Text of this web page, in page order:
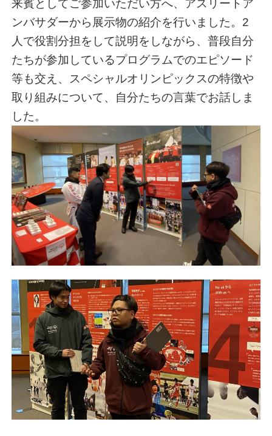
来賓としてご参加いただい方へ、アスリートア
ンバサダーから展示物の紹介を行いました。2
人で役割分担をして説明をしながら、普段自分
たちが参加しているプログラムでのエピソード
等も交え、スペシャルオリンピックスの特徴や
取り組みについて、自分たちの言葉でお話しま
した。